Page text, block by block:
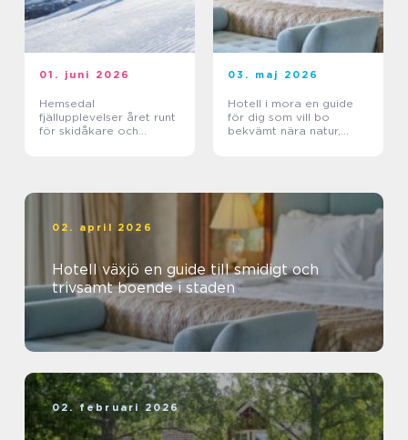
01. juni 2026
Hemsedal
fjällupplevelser året runt
för skidåkare och
03. maj 2026
Hotell i mora en guide
för dig som vill bo
bekvämt nära natur,
02. april 2026
Hotell växjö en guide till smidigt och
trivsamt boende i staden
02. februari 2026